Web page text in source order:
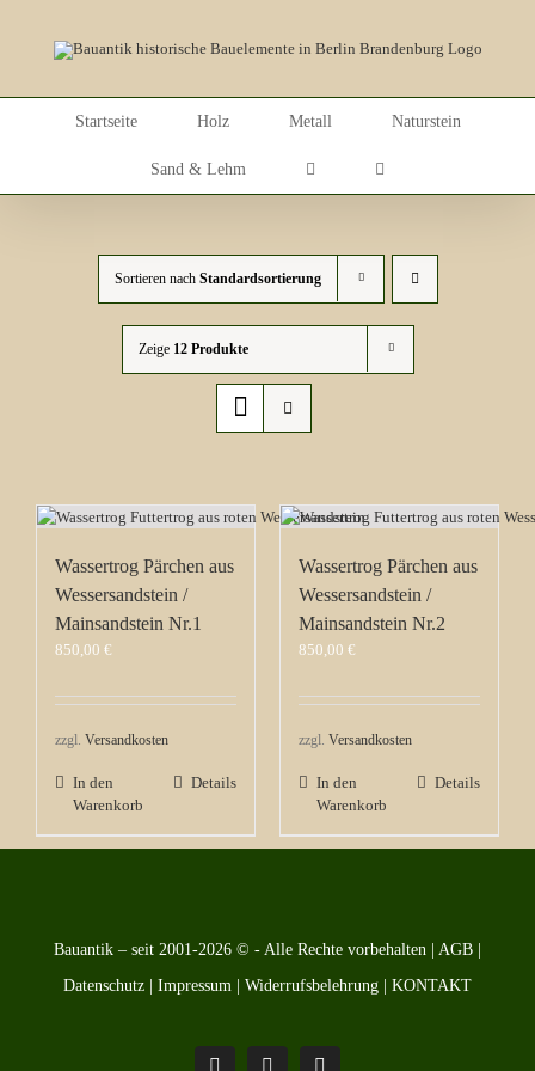
Startseite Holz Metall Naturstein
Sand & Lehm
Sortieren nach Standardsortierung
Zeige 12 Produkte
Wassertrog Pärchen aus
Wessersandstein /
Mainsandstein Nr.1
850,00 €
zzgl. Versandkosten
In den
Warenkorb
Details
Wassertrog Pärchen aus
Wessersandstein /
Mainsandstein Nr.2
850,00 €
zzgl. Versandkosten
In den
Warenkorb
Details
Bauantik – seit 2001-2026 © - Alle Rechte vorbehalten | AGB
Datenschutz
Impressum Widerrufsbelehrung KONTAKT